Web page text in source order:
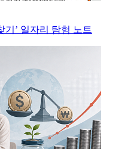
기’ 일자리 탐험 노트